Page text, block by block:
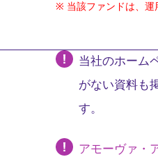
当該ファンドは、運
当社のホーム
がない資料も
す。
アモーヴァ・